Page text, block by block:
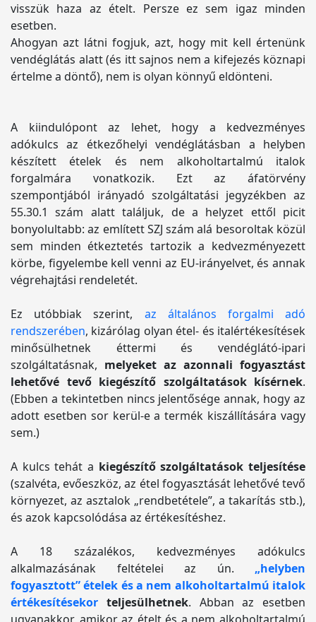
visszük haza az ételt. Persze ez sem igaz minden
esetben.
Ahogyan azt látni fogjuk, azt, hogy mit kell értenünk
vendéglátás alatt (és itt sajnos nem a kifejezés köznapi
értelme a döntő), nem is olyan könnyű eldönteni.
A kiindulópont az lehet, hogy a kedvezményes
adókulcs az étkezőhelyi vendéglátásban a helyben
készített ételek és nem alkoholtartalmú italok
forgalmára vonatkozik. Ezt az áfatörvény
szempontjából irányadó szolgáltatási jegyzékben az
55.30.1 szám alatt találjuk, de a helyzet ettől picit
bonyolultabb: az említett SZJ szám alá besoroltak közül
sem minden étkeztetés tartozik a kedvezményezett
körbe, figyelembe kell venni az EU-irányelvet, és annak
végrehajtási rendeletét.
Ez utóbbiak szerint, az általános forgalmi adó
rendszerében, kizárólag olyan étel- és italértékesítések
minősülhetnek éttermi és vendéglátó-ipari
szolgáltatásnak, melyeket az azonnali fogyasztást
lehetővé tevő kiegészítő szolgáltatások kísérnek.
(Ebben a tekintetben nincs jelentősége annak, hogy az
adott esetben sor kerül-e a termék kiszállítására vagy
sem.)
A kulcs tehát a kiegészítő szolgáltatások teljesítése
(szalvéta, evőeszköz, az étel fogyasztását lehetővé tevő
környezet, az asztalok „rendbetétele”, a takarítás stb.),
és azok kapcsolódása az értékesítéshez.
A 18 százalékos, kedvezményes adókulcs
alkalmazásának feltételei az ún. „helyben
fogyasztott” ételek és a nem alkoholtartalmú italok
értékesítésekor teljesülhetnek. Abban az esetben